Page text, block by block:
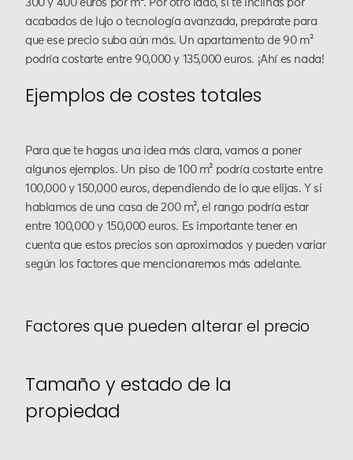
300 y 400 euros por m². Por otro lado, si te inclinas por
acabados de lujo o tecnología avanzada, prepárate para
que ese precio suba aún más. Un apartamento de 90 m²
podría costarte entre 90,000 y 135,000 euros. ¡Ahí es nada!
Ejemplos de costes totales
Para que te hagas una idea más clara, vamos a poner
algunos ejemplos. Un piso de 100 m² podría costarte entre
100,000 y 150,000 euros, dependiendo de lo que elijas. Y si
hablamos de una casa de 200 m², el rango podría estar
entre 100,000 y 150,000 euros. Es importante tener en
cuenta que estos precios son aproximados y pueden variar
según los factores que mencionaremos más adelante.
Factores que pueden alterar el precio
Tamaño y estado de la
propiedad